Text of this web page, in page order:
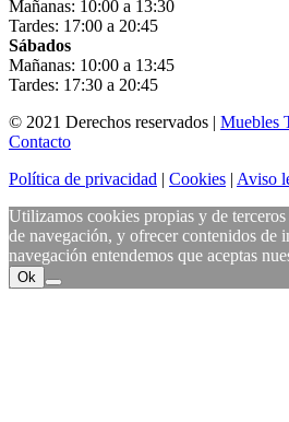
Mañanas: 10:00 a 13:30
Tardes: 17:00 a 20:45
Sábados
Mañanas: 10:00 a 13:45
Tardes: 17:30 a 20:45
© 2021 Derechos reservados | Muebles
Contacto
Política de privacidad | Cookies | Aviso
Utilizamos cookies propias y de
de navegación, y ofrecer contenidos de
navegación entendemos que aceptas
Ok